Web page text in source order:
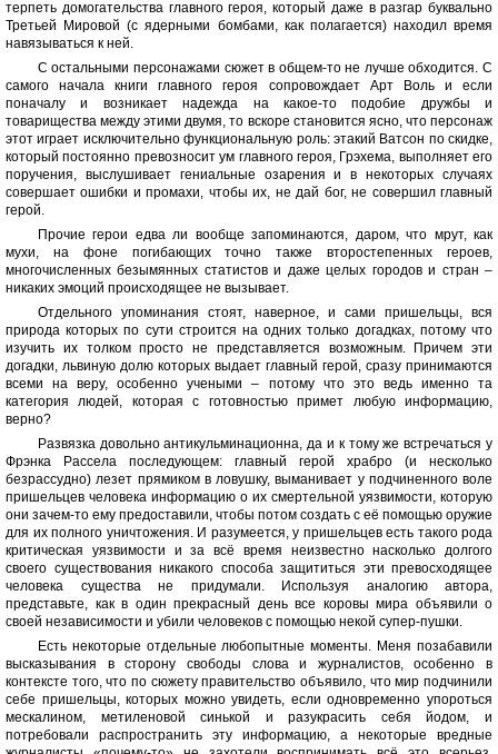
терпеть домогательства главного героя, который даже в разгар буквально
Третьей Мировой (с ядерными бомбами, как полагается) находил время
навязываться к ней.
С остальными персонажами сюжет в общем-то не лучше обходится. С
самого начала книги главного героя сопровождает Арт Воль и если
поначалу и возникает надежда на какое-то подобие дружбы и
товарищества между этими двумя, то вскоре становится ясно, что персонаж
этот играет исключительно функциональную роль: этакий Ватсон по скидке,
который постоянно превозносит ум главного героя, Грэхема, выполняет его
поручения, выслушивает гениальные озарения и в некоторых случаях
совершает ошибки и промахи, чтобы их, не дай бог, не совершил главный
герой.
Прочие герои едва ли вообще запоминаются, даром, что мрут, как
мухи, на фоне погибающих точно также второстепенных героев,
многочисленных безымянных статистов и даже целых городов и стран –
никаких эмоций происходящее не вызывает.
Отдельного упоминания стоят, наверное, и сами пришельцы, вся
природа которых по сути строится на одних только догадках, потому что
изучить их толком просто не представляется возможным. Причем эти
догадки, львиную долю которых выдает главный герой, сразу принимаются
всеми на веру, особенно учеными – потому что это ведь именно та
категория людей, которая с готовностью примет любую информацию,
верно?
Развязка довольно антикульминационна, да и к тому же встречаться у
Фрэнка Рассела последующем: главный герой храбро (и несколько
безрассудно) лезет прямиком в ловушку, выманивает у подчиненного воле
пришельцев человека информацию о их смертельной уязвимости, которую
они зачем-то ему предоставили, чтобы потом создать с её помощью оружие
для их полного уничтожения. И разумеется, у пришельцев есть такого рода
критическая уязвимости и за всё время неизвестно насколько долгого
своего существования никакого способа защититься эти превосходящее
человека существа не придумали. Используя аналогию автора,
представьте, как в один прекрасный день все коровы мира объявили о
своей независимости и убили человеков с помощью некой супер-пушки.
Есть некоторые отдельные любопытные моменты. Меня позабавили
высказывания в сторону свободы слова и журналистов, особенно в
контексте того, что по сюжету правительство объявило, что мир подчинили
себе пришельцы, которых можно увидеть, если одновременно упороться
мескалином, метиленовой синькой и разукрасить себя йодом, и
потребовали распространить эту информацию, а некоторые вредные